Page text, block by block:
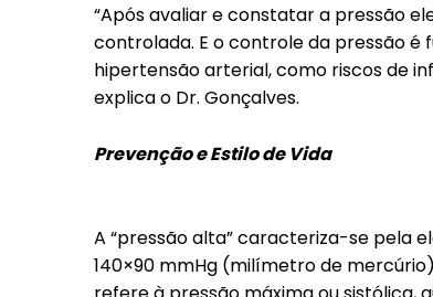
“Após avaliar e constatar a pressão
controlada. E o controle da pressão
hipertensão arterial, como riscos de
explica o Dr. Gonçalves.
Prevenção e Estilo de Vida
A “pressão alta” caracteriza-se pela
140×90 mmHg (milímetro de